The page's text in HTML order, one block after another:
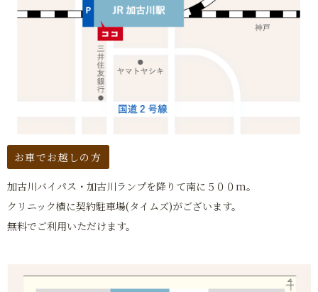
お車でお越しの方
加古川バイパス・加古川ランプを降りて南に５００m。
クリニック横に契約駐車場(タイムズ)がございます。
無料でご利用いただけます。